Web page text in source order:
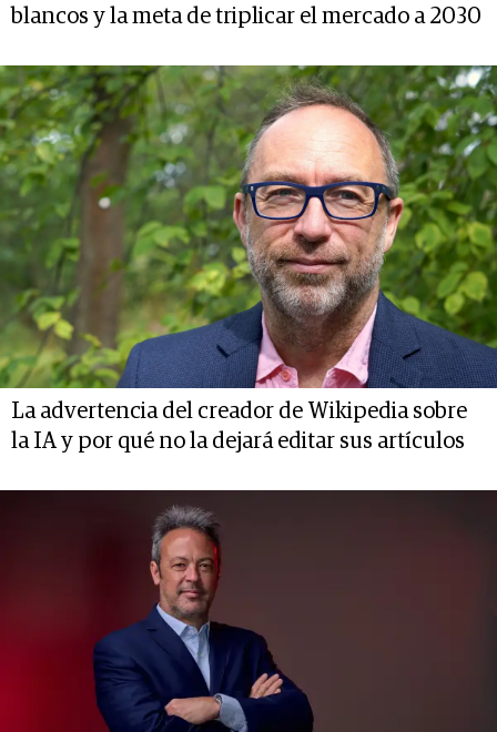
blancos y la meta de triplicar el mercado a 2030
La advertencia del creador de Wikipedia sobre
la IA y por qué no la dejará editar sus artículos